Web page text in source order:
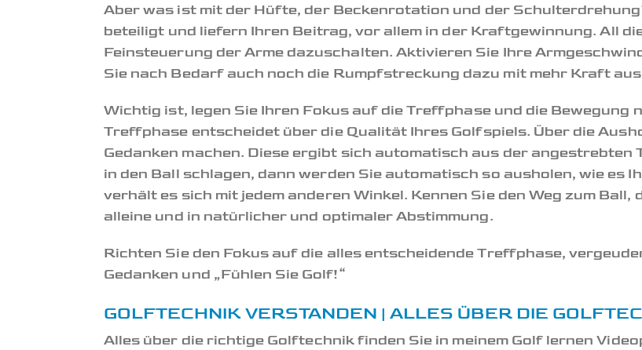
Aber was ist mit der Hüfte, der Beckenrotation und der
beteiligt und liefern Ihren Beitrag, vor allem in der Kraftgewinnung. All
Feinsteuerung der Arme dazuschalten. Aktivieren Sie Ihre
Sie nach Bedarf auch noch die Rumpfstreckung dazu mit mehr Kraft aus
Wichtig ist, legen Sie Ihren Fokus auf die Treffphase und die Bewegung
Treffphase entscheidet über die Qualität Ihres Golfspiels. Über die
Gedanken machen. Diese ergibt sich automatisch aus der
in den Ball schlagen, dann werden Sie automatisch so ausholen, wie es
verhält es sich mit jedem anderen Winkel. Kennen Sie den Weg zum
alleine und in natürlicher und optimaler Abstimmung.
Richten Sie den Fokus auf die alles entscheidende Treffphase,
Gedanken und „Fühlen Sie Golf!“
GOLFTECHNIK VERSTANDEN | ALLES ÜBER DIE
Alles über die richtige Golftechnik finden Sie in meinem Golf lernen